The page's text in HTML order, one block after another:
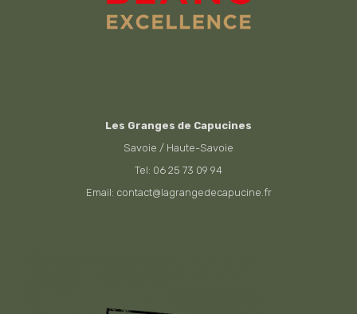
Les Granges de Capucines
Savoie / Haute-Savoie
Tel: 06 25 73 09 94
Email: contact@lagrangedecapucine.fr